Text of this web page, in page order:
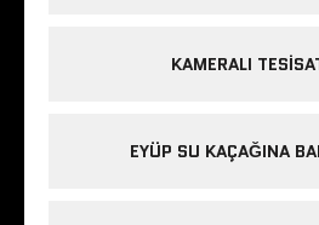
KAMERALI
EYÜP SU KAÇAĞINA